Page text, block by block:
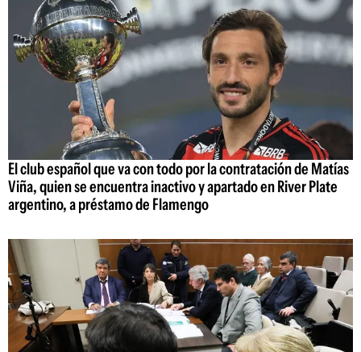
El club español que va con todo por la contratación de Matías
Viña, quien se encuentra inactivo y apartado en River Plate
argentino, a préstamo de Flamengo